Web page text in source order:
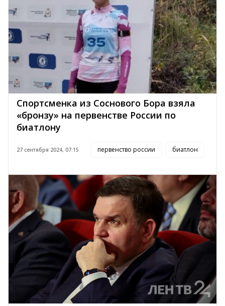
Спортсменка из Соснового Бора взяла
«бронзу» на первенстве России по
биатлону
27 сентября 2024, 07:15 первенство россии биатлон